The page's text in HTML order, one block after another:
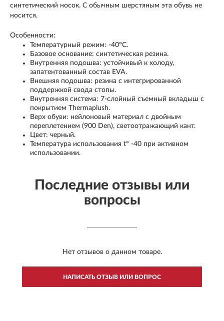
синтетический носок. С обычным шерстяным эта обувь не
носится.
Особенности:
Температурный режим: -40°С.
Базовое основание: синтетическая резина.
Внутренняя подошва: устойчивый к холоду,
запатентованный состав EVA.
Внешняя подошва: резина с интегрированной
поддержкой свода стопы.
Внутренняя система: 7-слойный съемный вкладыш с
покрытием Thermaplush.
Верх обуви: нейлоновый материал с двойным
переплетением (900 Den), светоотражающий кант.
Цвет: черный.
Температура использования t° -40 при активном
использовании.
Последние отзывы или
вопросы
Нет отзывов о данном товаре.
НАПИСАТЬ ОТЗЫВ ИЛИ ВОПРОС